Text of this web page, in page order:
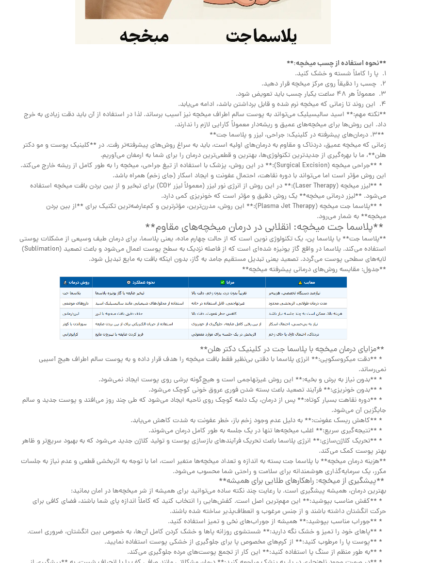
**نحوه استفاده از چسب میخچه:**
1. پا را کاملاً شسته و خشک کنید.
2. چسب را دقیقاً روی مرکز میخچه قرار دهید.
3. معمولاً هر 48 ساعت یکبار چسب باید تعویض شود.
4. این روند تا زمانی که میخچه نرم شده و قابل برداشتن باشد، ادامه می‌یابد.
**نکته مهم:** اسید سالیسیلیک می‌تواند به پوست سالم اطراف میخچه نیز آسیب برساند. لذا در استفاده از آن باید دقت زیادی به خرج
داد. این روش‌ها برای میخچه‌های عمیق و ریشه‌دار معمولاً کارایی لازم را ندارند.
**۳. درمان‌های پیشرفته در کلینیک: جراحی، لیزر و پلاسما جت**
زمانی که میخچه عمیق، دردناک و مقاوم به درمان‌های اولیه است، باید به سراغ روش‌های پیشرفته‌تر رفت. در **کلینیک پوست و مو دکتر
هلن**، ما با بهره‌گیری از جدیدترین تکنولوژی‌ها، بهترین و قطعی‌ترین درمان را برای شما به ارمغان می‌آوریم.
* **جراحی میخچه (Surgical Excision):** در این روش، پزشک با استفاده از تیغ جراحی، میخچه را به طور کامل از ریشه خارج می‌کند.
این روش مؤثر است اما می‌تواند با دوره نقاهت، احتمال عفونت و ایجاد اسکار (جای زخم) همراه باشد.
* **لیزر میخچه (Laser Therapy):** در این روش از انرژی نور لیزر (معمولاً لیزر CO2) برای تبخیر و از بین بردن بافت میخچه استفاده
می‌شود. **لیزر درمانی میخچه** یک روش دقیق و مؤثر است که خونریزی کمی دارد.
* **پلاسما جت میخچه (Plasma Jet Therapy):** این روش، مدرن‌ترین، مؤثرترین و کم‌عارضه‌ترین تکنیک برای **از بین بردن
میخچه** به شمار می‌رود.
**پلاسما جت میخچه: انقلابی در درمان میخچه‌های مقاوم**
**پلاسما جت** یا پلاسما پن، یک تکنولوژی نوین است که از حالت چهارم ماده، یعنی پلاسما، برای درمان طیف وسیعی از مشکلات پوستی
استفاده می‌کند. پلاسما در واقع گاز یونیزه شده‌ای است که از فاصله نزدیک به سطح پوست اعمال می‌شود و باعث تصعید (Sublimation)
لایه‌های سطحی پوست می‌گردد. تصعید یعنی تبدیل مستقیم جامد به گاز، بدون اینکه بافت به مایع تبدیل شود.
**جدول: مقایسه روش‌های درمانی پیشرفته میخچه**
**مزایای درمان میخچه با پلاسما جت در کلینیک دکتر هلن**
* **دقت میکروسکوپی:** انرژی پلاسما با دقتی بی‌نظیر فقط بافت میخچه را هدف قرار داده و به پوست سالم اطراف هیچ آسیبی
نمی‌رساند.
* **بدون نیاز به برش و بخیه:** این روش غیرتهاجمی است و هیچ‌گونه برشی روی پوست ایجاد نمی‌شود.
* **بدون خونریزی:** فرآیند تصعید باعث بسته شدن فوری عروق خونی کوچک می‌شود.
* **دوره نقاهت بسیار کوتاه:** پس از درمان، یک دلمه کوچک روی ناحیه ایجاد می‌شود که طی چند روز می‌افتد و پوست جدید و سالم
جایگزین آن می‌شود.
* **کاهش ریسک عفونت:** به دلیل عدم وجود زخم باز، خطر عفونت به شدت کاهش می‌یابد.
* **نتیجه‌گیری سریع:** اغلب میخچه‌ها تنها در یک جلسه به طور کامل درمان می‌شوند.
* **تحریک کلاژن‌سازی:** انرژی پلاسما باعث تحریک فرآیندهای بازسازی پوست و تولید کلاژن جدید می‌شود که به بهبود سریع‌تر و ظاهر
بهتر پوست کمک می‌کند.
**هزینه درمان میخچه** با پلاسما جت بسته به اندازه و تعداد میخچه‌ها متغیر است، اما با توجه به اثربخشی قطعی و عدم نیاز به جلسات
مکرر، یک سرمایه‌گذاری هوشمندانه برای سلامت و راحتی شما محسوب می‌شود.
**پیشگیری از میخچه: راهکارهای طلایی برای همیشه**
بهترین درمان، همیشه پیشگیری است. با رعایت چند نکته ساده می‌توانید برای همیشه از شر میخچه‌ها در امان بمانید:
* **کفش مناسب بپوشید:** این مهم‌ترین اصل است. کفش‌هایی را انتخاب کنید که کاملاً اندازه پای شما باشند، فضای کافی برای
حرکت انگشتان داشته باشند و از جنس مرغوب و انعطاف‌پذیر ساخته شده باشند.
* **جوراب مناسب بپوشید:** همیشه از جوراب‌های نخی و تمیز استفاده کنید.
* **پاهای خود را تمیز و خشک نگه دارید:** شستشوی روزانه پاها و خشک کردن کامل آن‌ها، به خصوص بین انگشتان، ضروری است.
* **پوست پا را مرطوب کنید:** از کرم‌های مخصوص پا برای جلوگیری از خشکی پوست استفاده نمایید.
* **به طور منظم از سنگ پا استفاده کنید:** این کار از تجمع پوست‌های مرده جلوگیری می‌کند.